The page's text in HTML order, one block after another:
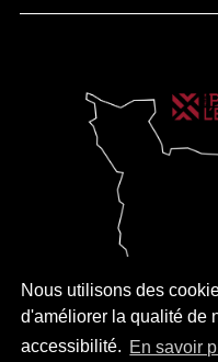
Nous utilisons des
d'améliorer la qualité de
accessibilité. En savoir
PLAN DU SITE